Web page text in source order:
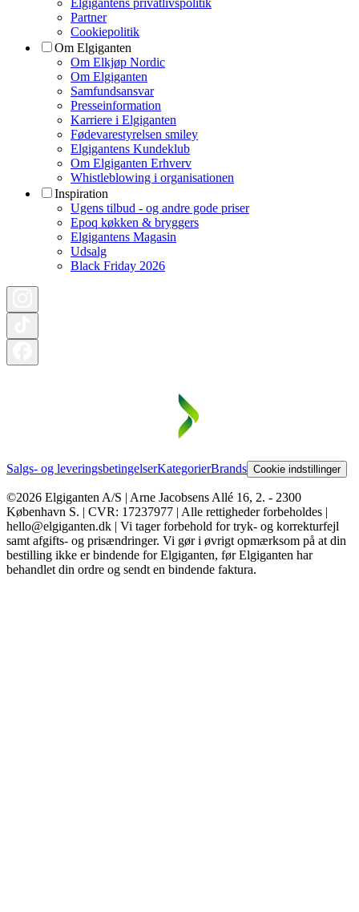
Partner
Cookiepolitik
Om Elgiganten
Om Elkjøp Nordic
Om Elgiganten
Samfundsansvar
Presseinformation
Karriere i Elgiganten
Fødevarestyrelsen smiley
Elgigantens Kundeklub
Om Elgiganten Erhverv
Whistleblowing i organisationen
Inspiration
Ugens tilbud - og andre gode priser
Epoq køkken & bryggers
Elgigantens Magasin
Udsalg
Black Friday 2026
Salgs- og leveringsbetingelserKategorierBrands Cookie indstillinger
©2026 Elgiganten A/S | Arne Jacobsens Allé 16, 2. - 2300
København S. | CVR: 17237977 | Alle rettigheder forbeholdes |
hello@elgiganten.dk | Vi tager forbehold for tryk- og korrekturfejl
samt afgifts- og prisændringer. Vi gør i øvrigt opmærksom på at din
bestilling ikke er bindende for Elgiganten, før Elgiganten har
behandlet din ordre og sendt en bindende faktura.